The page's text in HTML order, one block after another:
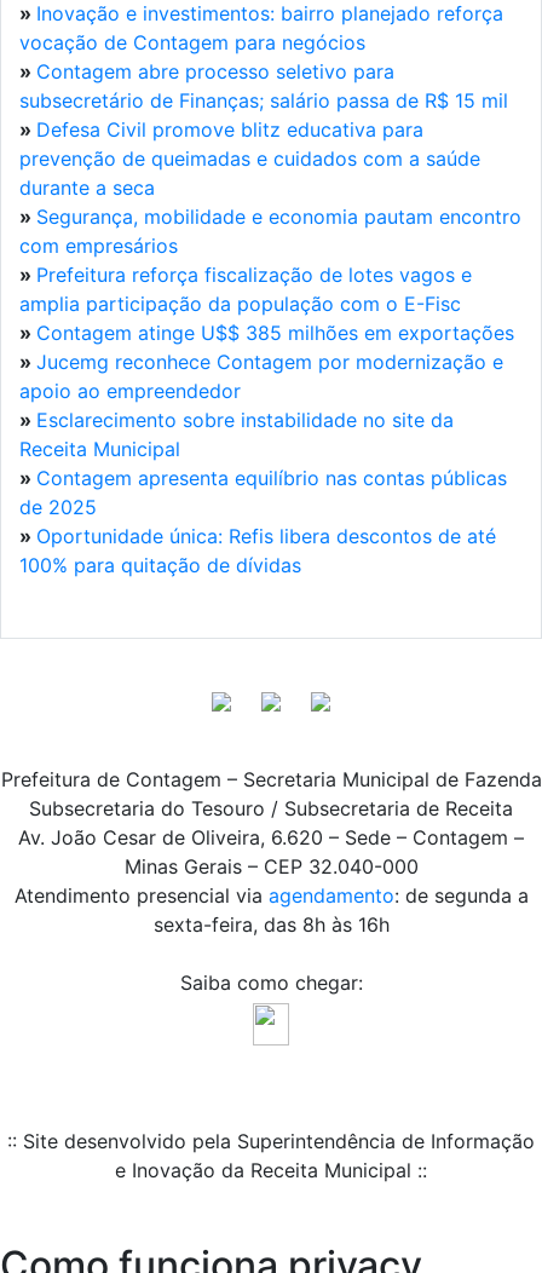
» Inovação e investimentos: bairro planejado reforça
vocação de Contagem para negócios
» Contagem abre processo seletivo para
subsecretário de Finanças; salário passa de R$ 15 mil
» Defesa Civil promove blitz educativa para
prevenção de queimadas e cuidados com a saúde
durante a seca
» Segurança, mobilidade e economia pautam encontro
com empresários
» Prefeitura reforça fiscalização de lotes vagos e
amplia participação da população com o E-Fisc
» Contagem atinge U$$ 385 milhões em exportações
» Jucemg reconhece Contagem por modernização e
apoio ao empreendedor
» Esclarecimento sobre instabilidade no site da
Receita Municipal
» Contagem apresenta equilíbrio nas contas públicas
de 2025
» Oportunidade única: Refis libera descontos de até
100% para quitação de dívidas
Prefeitura de Contagem – Secretaria Municipal de Fazenda
Subsecretaria do Tesouro / Subsecretaria de Receita
Av. João Cesar de Oliveira, 6.620 – Sede – Contagem –
Minas Gerais – CEP 32.040-000
Atendimento presencial via agendamento: de segunda a
sexta-feira, das 8h às 16h
Saiba como chegar:
:: Site desenvolvido pela Superintendência de Informação
e Inovação da Receita Municipal ::